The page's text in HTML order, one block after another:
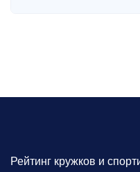
Рейтинг кружков и